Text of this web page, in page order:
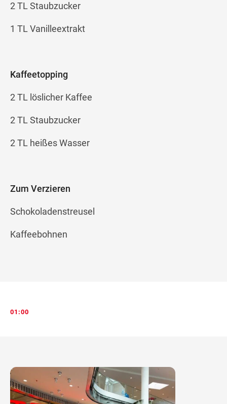
2 TL Staubzucker
1 TL Vanilleextrakt
Kaffeetopping
2 TL löslicher Kaffee
2 TL Staubzucker
2 TL heißes Wasser
Zum Verzieren
Schokoladenstreusel
Kaffeebohnen
01:00